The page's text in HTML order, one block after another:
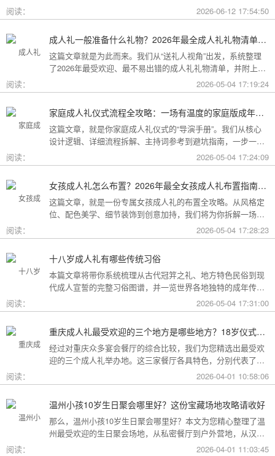
房餐厅，全方位承包你的生日派对需求，相信一定能解决你的
挑选难题！
阅读： 2026-06-12 17:54:50
成人礼一般准备什么礼物？2026年最全成人礼礼物清单：父母、长辈、朋友一篇搞定
这篇文章就是为此而来。我们从“送礼人视角”出发，系统整理
了2026年最受欢迎、最不易出错的成人礼礼物清单，并附上挑
选逻辑和避坑指南，帮你用一份恰到好处的心意，为孩子（或
朋友）的18岁写下最温暖的注脚。
阅读： 2026-05-04 17:19:24
家庭成人礼仪式流程全攻略：一场有温度的家庭版成年加冕仪式
这篇文章，就是你家庭成人礼仪式的“导演手册”。我们从核心
设计逻辑、详细流程拆解、主持词参考到避坑指南，一步一步
帮你在家里，为18岁的孩子完成一场笑泪交织、铭记终生的成
年加冕。
阅读： 2026-05-04 17:24:09
女孩成人礼怎么布置？2026年最全女孩成人礼布置指南：从梦幻公主风到酷飒个性范，打造专属她的成年盛典
这篇文章，就是一份专属女孩成人礼的布置全攻略。从风格定
位、配色美学、细节装饰到创意加持，我们将为你拆解一场值
得她铭记一生的成人礼，究竟该如何打造。
阅读： 2026-05-04 17:28:23
十八岁成人礼有哪些传统习俗
本篇文章将带你系统梳理从古代冠笄之礼、地方特色民俗到现
代成人宣誓的完整习俗图谱，并一览世界各地独特的成年传
阅读： 2026-05-04 17:31:00
重庆成人礼最受欢迎的三个地方是哪些地方？18岁仪式感首选这三家
经过对重庆众多宴会餐厅的综合比较，我们为您精选出最受欢
迎的三个成人礼举办地。这三家餐厅各具特色，分别代表了文
化格调、传统品质与新奇体验三个不同方向，能够满足不同家
庭的需求。
阅读： 2026-04-01 10:58:06
温州小孩10岁生日聚会哪里好？这份宝藏场地攻略请收好
那么，温州小孩10岁生日聚会哪里好？本文为您精心整理了温
州最受欢迎的生日聚会场地，从私密餐厅到户外营地，从汉服
成长礼到绿茵场派对，总有一款适合您的孩子！
阅读： 2026-04-01 11:03:45